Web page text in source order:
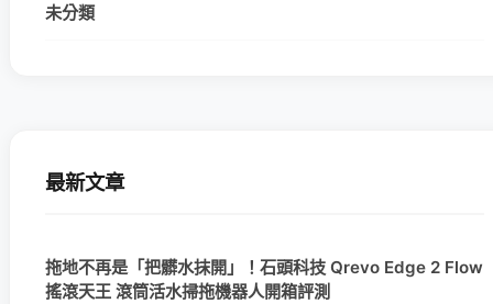
未分類
最新文章
拖地不再是「把髒水抹開」！石頭科技 Qrevo Edge 2 Flow
搖滾天王 滾筒活水掃拖機器人開箱評測